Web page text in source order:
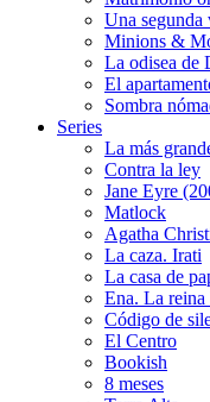
Una segunda
Minions &
La odisea de
El
Sombra
Series
La más
Contra la ley
Jane Eyre
Matlock
Agatha
La caza. Irati
La casa de
Ena. La
Código de
El Centro
Bookish
8 meses